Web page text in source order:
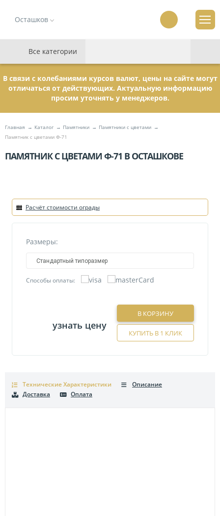
Осташков
Все категории
В связи с колебаниями курсов валют, цены на сайте могут
отличаться от действующих. Актуальную информацию
просим уточнять у менеджеров.
Главная Каталог Памятники
Памятники с цветами
Памятник с цветами Ф-71
ПАМЯТНИК С ЦВЕТАМИ Ф-71 В ОСТАШКОВЕ
Расчёт стоимости ограды
Размеры:
Стандартный типоразмер
Способы оплаты:
узнать цену
В КОРЗИНУ
КУПИТЬ В 1 КЛИК
Технические Характеристики
Описание
Доставка
Оплата